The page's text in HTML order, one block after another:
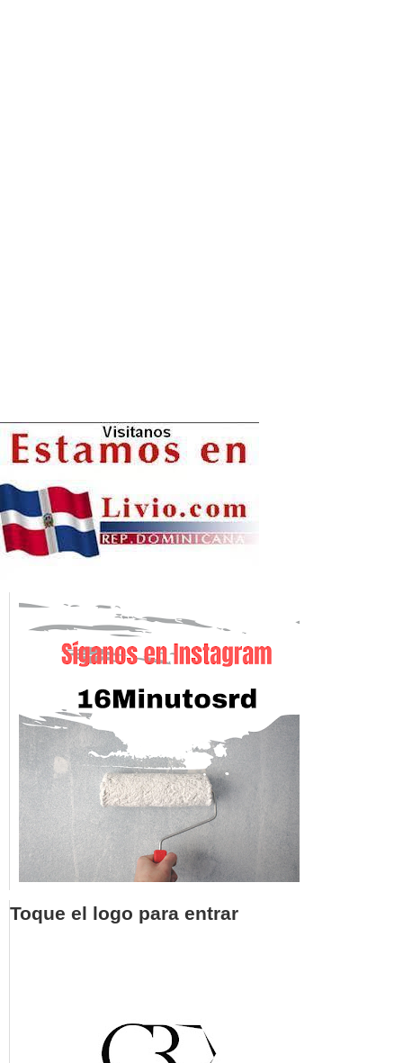
Toque el logo para entrar